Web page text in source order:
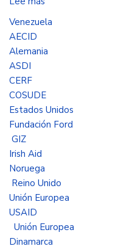
Gerencia
de
Presidencia,
Cancillería
entregan
de
cooperación
Venezuela
AECID
Alemania
ASDI
CERF
COSUDE
Estados Unidos
Fundación Ford
GIZ
Irish Aid
Noruega
Reino Unido
Unión Europea
USAID
Unión Europea
Dinamarca